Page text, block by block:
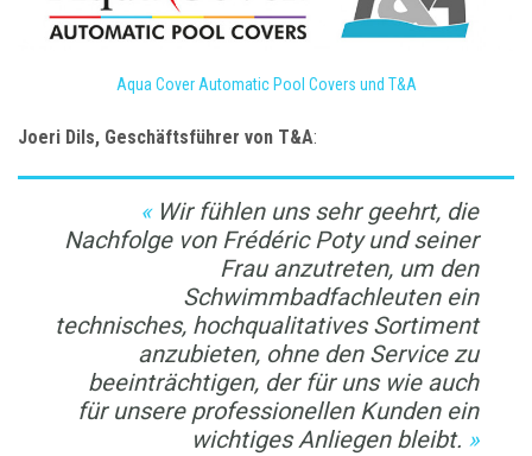
Aqua Cover Automatic Pool Covers und T&A
Joeri Dils, Geschäftsführer von T&A:
Wir fühlen uns sehr geehrt, die
Nachfolge von Frédéric Poty und seiner
Frau anzutreten, um den
Schwimmbadfachleuten ein
technisches, hochqualitatives Sortiment
anzubieten, ohne den Service zu
beeinträchtigen, der für uns wie auch
für unsere professionellen Kunden ein
wichtiges Anliegen bleibt.